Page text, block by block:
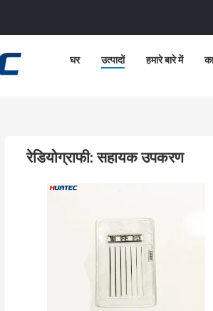
घर उत्पादों हमारे बारे में
रेडियोग्राफी: सहायक उपकरण